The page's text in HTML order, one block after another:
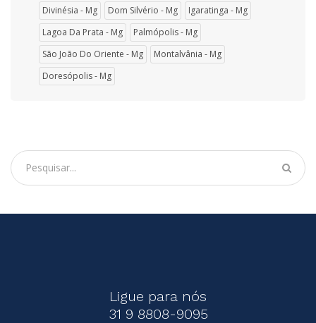
Divinésia - Mg Dom Silvério - Mg
Igaratinga - Mg
Lagoa Da Prata - Mg
Palmópolis - Mg
São João Do Oriente - Mg
Montalvânia - Mg
Doresópolis - Mg
Ligue para nós
31 9 8808-9095